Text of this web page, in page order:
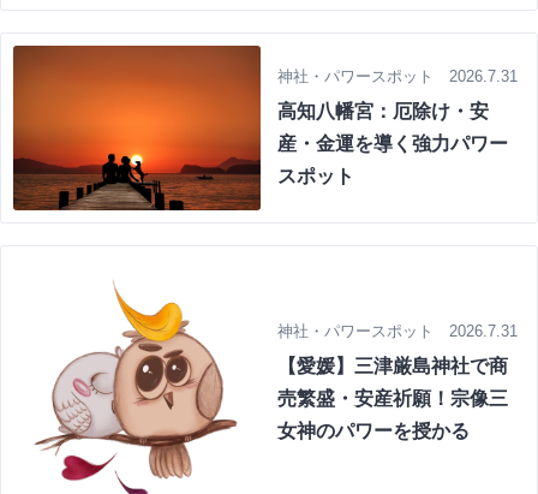
神社・パワースポット 2026.7.31
高知八幡宮：厄除け・安
産・金運を導く強力パワー
スポット
神社・パワースポット 2026.7.31
【愛媛】三津厳島神社で商
売繁盛・安産祈願！宗像三
女神のパワーを授かる